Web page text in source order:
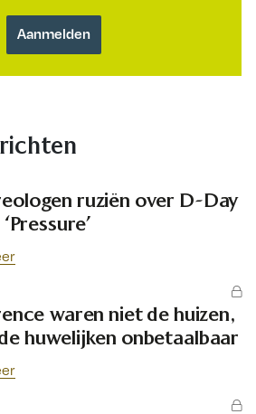
ruziën over D-Day
waren niet de huizen,
huwelijken onbetaalbaar